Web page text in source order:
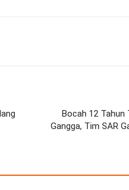
Bocah 12 Tahun
Gangga, Tim SAR